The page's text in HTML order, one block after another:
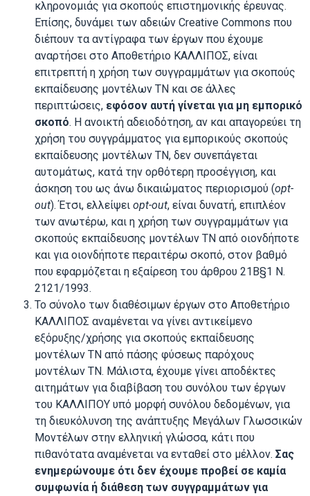
κληρονομιάς για σκοπούς επιστημονικής έρευνας.
Επίσης, δυνάμει των αδειών Creative Commons που
διέπουν τα αντίγραφα των έργων που έχουμε
αναρτήσει στο Αποθετήριο ΚΑΛΛΙΠΟΣ, είναι
επιτρεπτή η χρήση των συγγραμμάτων για σκοπούς
εκπαίδευσης μοντέλων ΤΝ και σε άλλες
περιπτώσεις, εφόσον αυτή γίνεται για μη εμπορικό
σκοπό. Η ανοικτή αδειοδότηση, αν και απαγορεύει τη
χρήση του συγγράμματος για εμπορικούς σκοπούς
εκπαίδευσης μοντέλων ΤΝ, δεν συνεπάγεται
αυτομάτως, κατά την ορθότερη προσέγγιση, και
άσκηση του ως άνω δικαιώματος περιορισμού (opt-
out). Έτσι, ελλείψει opt-out, είναι δυνατή, επιπλέον
των ανωτέρω, και η χρήση των συγγραμμάτων για
σκοπούς εκπαίδευσης μοντέλων ΤΝ από οιονδήποτε
και για οιονδήποτε περαιτέρω σκοπό, στον βαθμό
που εφαρμόζεται η εξαίρεση του άρθρου 21Β§1 Ν.
2121/1993.
Το σύνολο των διαθέσιμων έργων στο Αποθετήριο
ΚΑΛΛΙΠΟΣ αναμένεται να γίνει αντικείμενο
εξόρυξης/χρήσης για σκοπούς εκπαίδευσης
μοντέλων ΤΝ από πάσης φύσεως παρόχους
μοντέλων ΤΝ. Μάλιστα, έχουμε γίνει αποδέκτες
αιτημάτων για διαβίβαση του συνόλου των έργων
του ΚΑΛΛΙΠΟΥ υπό μορφή συνόλου δεδομένων, για
τη διευκόλυνση της ανάπτυξης Μεγάλων Γλωσσικών
Μοντέλων στην ελληνική γλώσσα, κάτι που
πιθανότατα αναμένεται να ενταθεί στο μέλλον. Σας
ενημερώνουμε ότι δεν έχουμε προβεί σε καμία
συμφωνία ή διάθεση των συγγραμμάτων για